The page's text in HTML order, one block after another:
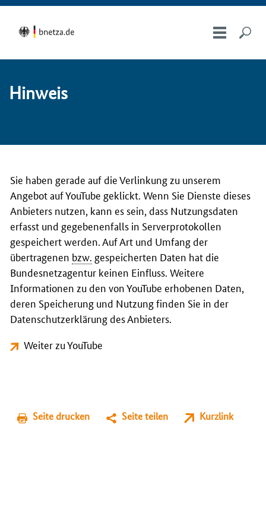
Hin­weis
Sie haben gerade auf die Verlinkung zu unserem
Angebot auf YouTube geklickt. Wenn Sie Dienste dieses
Anbieters nutzen, kann es sein, dass Nutzungsdaten
erfasst und gegebenenfalls in Serverprotokollen
gespeichert werden. Auf Art und Umfang der
übertragenen bzw. gespeicherten Daten hat die
Bundesnetzagentur keinen Einfluss. Weitere
Informationen zu den von YouTube erhobenen Daten,
deren Speicherung und Nutzung finden Sie in der
Datenschutzerklärung des Anbieters.
Weiter zu YouTube
Seite drucken Seite teilen Kurzlink